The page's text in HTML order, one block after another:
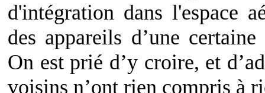
d'intégration dans l'espace
des appareils d’une
On est prié d’y croire, et
voisins n’ont rien compris à